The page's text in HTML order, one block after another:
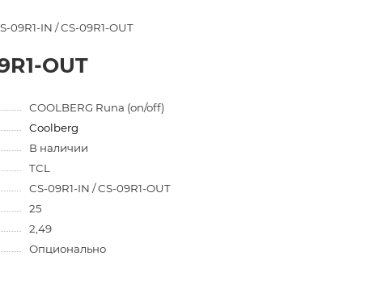
09R1-IN / CS-09R1-OUT
OUT
СOOLBERG Runa (on/off)
Coolberg
В наличии
TCL
CS-09R1-IN / CS-09R1-OUT
25
2,49
Опционально